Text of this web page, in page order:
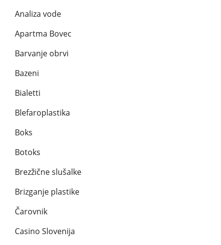
Analiza vode
Apartma Bovec
Barvanje obrvi
Bazeni
Bialetti
Blefaroplastika
Boks
Botoks
Brezžične slušalke
Brizganje plastike
Čarovnik
Casino Slovenija